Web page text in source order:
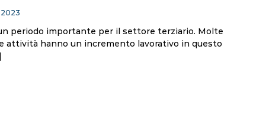
periodo importante per il settore terziario. Molte
attività hanno un incremento lavorativo in questo